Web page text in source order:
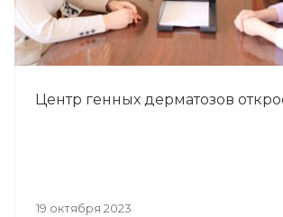
Центр генных дерматозов
19 октября 2023